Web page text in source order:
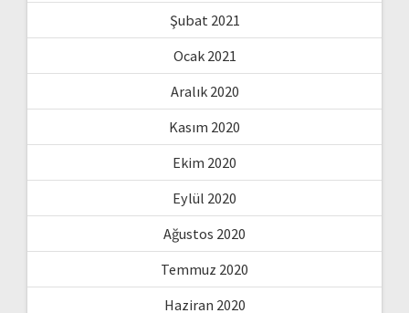
Şubat 2021
Ocak 2021
Aralık 2020
Kasım 2020
Ekim 2020
Eylül 2020
Ağustos 2020
Temmuz 2020
Haziran 2020